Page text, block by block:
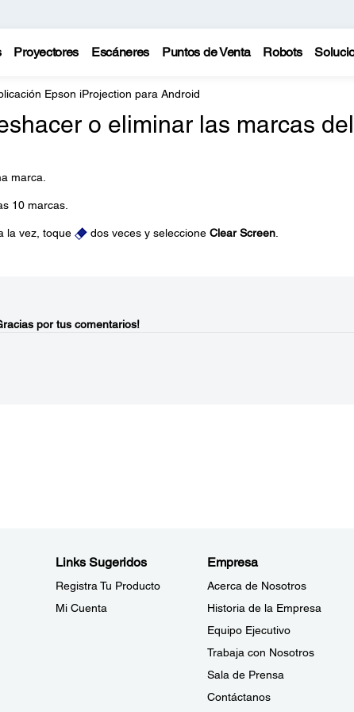
Proyectores Escáneres Puntos de Venta Robots
Epson iProjection para Android
o eliminar las marcas
marca.
10 marcas.
la vez, toque dos veces y seleccione Clear Screen.
por tus comentarios!
Links Sugeridos
Registra Tu Producto
Mi Cuenta
Empresa
Acerca de Nosotros
Historia de la Empresa
Equipo Ejecutivo
Trabaja con Nosotros
Sala de Prensa
Contáctanos